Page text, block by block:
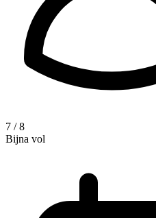
7 / 8
Bijna vol